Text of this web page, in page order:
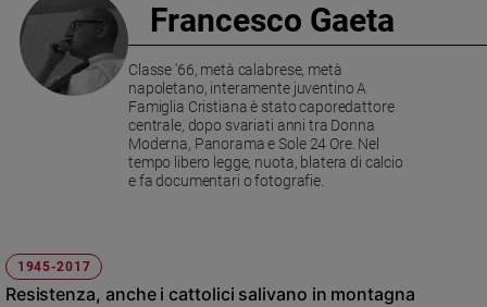
Politica
Mondo
Economia
Papa
Papa
Francesco Gaeta
Classe '66, metà calabrese, metà
napoletano, interamente juventino A
Famiglia Cristiana è stato caporedattore
centrale, dopo svariati anni tra Donna
Moderna, Panorama e Sole 24 Ore. Nel
tempo libero legge, nuota, blatera di calcio
e fa documentari o fotografie.
1945-2017
Resistenza, anche i cattolici salivano in montagna